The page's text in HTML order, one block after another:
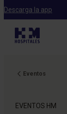
Descarga la app
Eventos
EVENTOS HM